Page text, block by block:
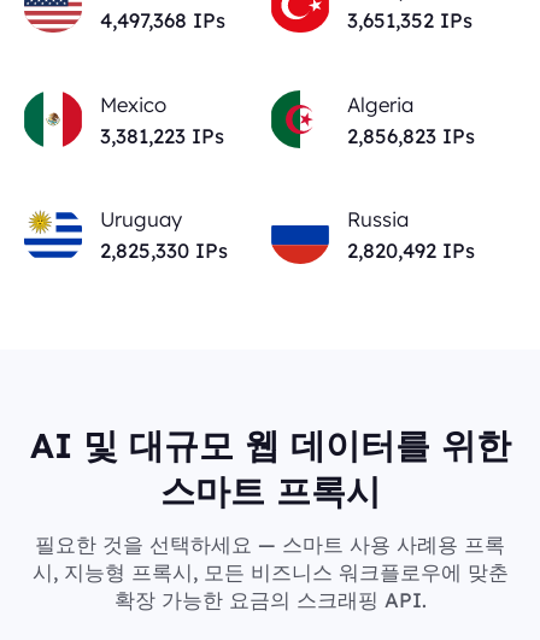
4,497,368 IPs
3,651,352 IPs
Mexico
3,381,223 IPs
Algeria
2,856,823 IPs
Uruguay
2,825,330 IPs
Russia
2,820,492 IPs
AI 및 대규모 웹 데이터를 위한
스마트 프록시
필요한 것을 선택하세요 — 스마트 사용 사례용 프록
시, 지능형 프록시, 모든 비즈니스 워크플로우에 맞춘
확장 가능한 요금의 스크래핑 API.